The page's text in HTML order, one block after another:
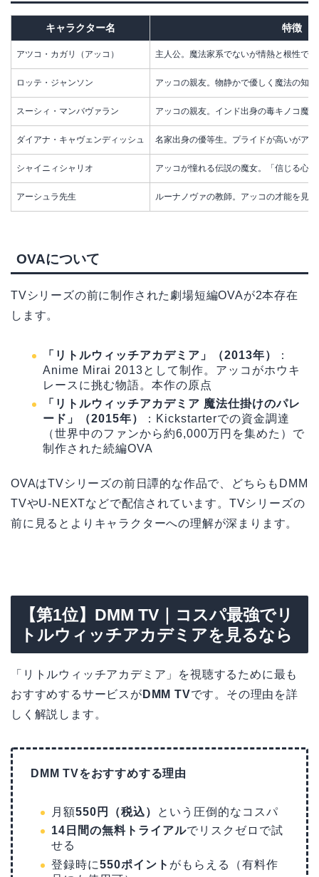
キャラクター名 特徴
アツコ・カガリ（アッコ） 主人公。魔法家系でないが情熱と根性で
ロッテ・ジャンソン アッコの親友。物静かで優しく魔法の知
スーシィ・マンバヴァラン アッコの親友。インド出身の毒キノコ魔
ダイアナ・キャヴェンディッシュ 名家出身の優等生。プライドが高いがア
シャイニィシャリオ アッコが憧れる伝説の魔女。「信じる心
アーシュラ先生 ルーナノヴァの教師。アッコの才能を見
OVAについて
TVシリーズの前に制作された劇場短編OVAが2本存在
します。
「リトルウィッチアカデミア」（2013年）
：
Anime Mirai 2013として制作。アッコがホウキ
レースに挑む物語。本作の原点
「リトルウィッチアカデミア 魔法仕掛けのパレ
ード」（2015年）
：Kickstarterでの資金調達
（世界中のファンから約6,000万円を集めた）で
制作された続編OVA
OVAはTVシリーズの前日譚的な作品で、どちらもDMM
TVやU-NEXTなどで配信されています。TVシリーズの
前に見るとよりキャラクターへの理解が深まります。
【第1位】DMM TV｜コスパ最強でリ
トルウィッチアカデミアを見るなら
「リトルウィッチアカデミア」を視聴するために最も
おすすめするサービスが DMM TVです。その理由を詳
しく解説します。
DMM TVをおすすめする理由
月額550円（税込）
という圧倒的なコスパ
14日間の無料トライアルでリスクゼロで試
せる
登録時に550ポイント がもらえる（有料作